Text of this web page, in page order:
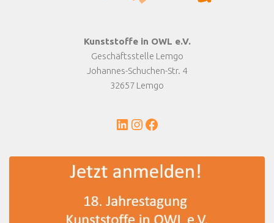
Kunststoffe in OWL e.V.
Geschäftsstelle Lemgo
Johannes-Schuchen-Str. 4
32657 Lemgo
LinkedIn
Instagram
Facebook